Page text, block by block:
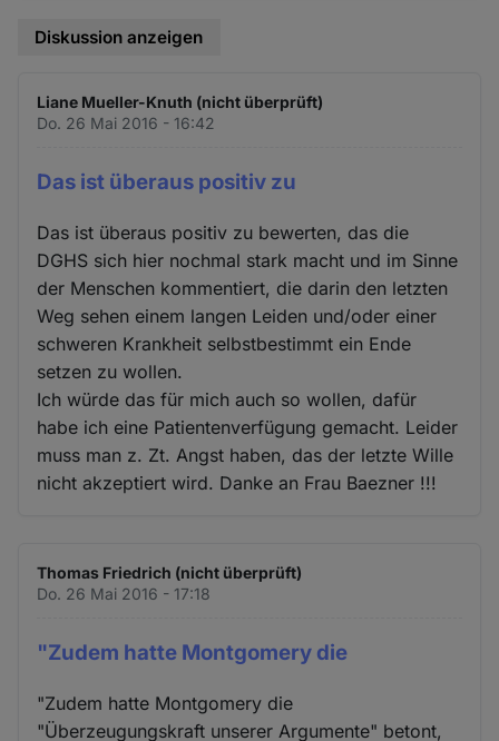
Diskussion anzeigen
Liane Mueller-Knuth (nicht überprüft)
Do. 26 Mai 2016 - 16:42
Das ist überaus positiv zu
Das ist überaus positiv zu bewerten, das die
DGHS sich hier nochmal stark macht und im Sinne
der Menschen kommentiert, die darin den letzten
Weg sehen einem langen Leiden und/oder einer
schweren Krankheit selbstbestimmt ein Ende
setzen zu wollen.
Ich würde das für mich auch so wollen, dafür
habe ich eine Patientenverfügung gemacht. Leider
muss man z. Zt. Angst haben, das der letzte Wille
nicht akzeptiert wird. Danke an Frau Baezner !!!
Thomas Friedrich (nicht überprüft)
Do. 26 Mai 2016 - 17:18
"Zudem hatte Montgomery die
"Zudem hatte Montgomery die
"Überzeugungskraft unserer Argumente" betont,